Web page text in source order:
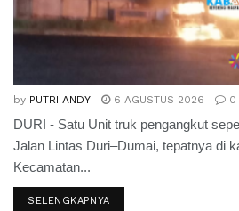
by PUTRI ANDY 6 AGUSTUS 2026 0
DURI - Satu Unit truk pengangkut
Jalan Lintas Duri–Dumai, tepatnya di
Kecamatan...
SELENGKAPNYA